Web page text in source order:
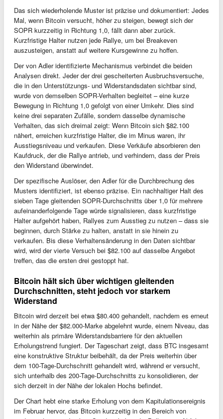
Das sich wiederholende Muster ist präzise und dokumentiert: Jedes
Mal, wenn Bitcoin versucht, höher zu steigen, bewegt sich der
SOPR kurzzeitig in Richtung 1,0, fällt dann aber zurück.
Kurzfristige Halter nutzen jede Rallye, um bei Breakeven
auszusteigen, anstatt auf weitere Kursgewinne zu hoffen.
Der von Adler identifizierte Mechanismus verbindet die beiden
Analysen direkt. Jeder der drei gescheiterten Ausbruchsversuche,
die in den Unterstützungs- und Widerstandsdaten sichtbar sind,
wurde von demselben SOPR-Verhalten begleitet – eine kurze
Bewegung in Richtung 1,0 gefolgt von einer Umkehr. Dies sind
keine drei separaten Zufälle, sondern dasselbe dynamische
Verhalten, das sich dreimal zeigt: Wenn Bitcoin sich $82.100
nähert, erreichen kurzfristige Halter, die im Minus waren, ihr
Ausstiegsniveau und verkaufen. Diese Verkäufe absorbieren den
Kaufdruck, der die Rallye antrieb, und verhindern, dass der Preis
den Widerstand überwindet.
Der spezifische Auslöser, den Adler für die Durchbrechung des
Musters identifiziert, ist ebenso präzise. Ein nachhaltiger Halt des
sieben Tage gleitenden SOPR-Durchschnitts über 1,0 für mehrere
aufeinanderfolgende Tage würde signalisieren, dass kurzfristige
Halter aufgehört haben, Rallyes zum Ausstieg zu nutzen – dass sie
beginnen, durch Stärke zu halten, anstatt in sie hinein zu
verkaufen. Bis diese Verhaltensänderung in den Daten sichtbar
wird, wird der vierte Versuch bei $82.100 auf dasselbe Angebot
treffen, das die ersten drei gestoppt hat.
Bitcoin hält sich über wichtigen gleitenden
Durchschnitten, steht jedoch vor starkem
Widerstand
Bitcoin wird derzeit bei etwa $80.400 gehandelt, nachdem es erneut
in der Nähe der $82.000-Marke abgelehnt wurde, einem Niveau, das
weiterhin als primäre Widerstandsbarriere für den aktuellen
Erholungstrend fungiert. Der Tageschart zeigt, dass BTC insgesamt
eine konstruktive Struktur beibehält, da der Preis weiterhin über
dem 100-Tage-Durchschnitt gehandelt wird, während er versucht,
sich unterhalb des 200-Tage-Durchschnitts zu konsolidieren, der
sich derzeit in der Nähe der lokalen Hochs befindet.
Der Chart hebt eine starke Erholung von dem Kapitulationsereignis
im Februar hervor, das Bitcoin kurzzeitig in den Bereich von